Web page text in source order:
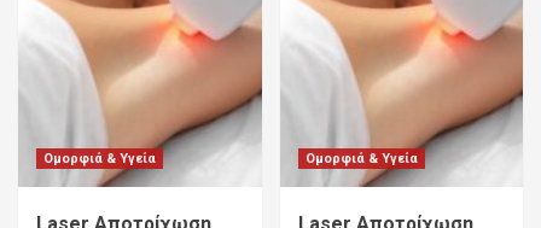
Ομορφιά & Υγεία Ομορφιά & Υγεία